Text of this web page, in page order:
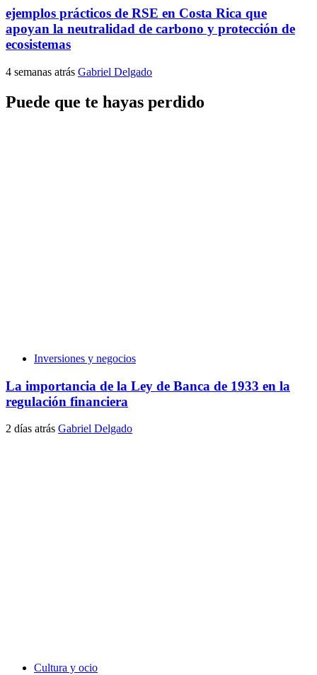
ejemplos prácticos de RSE en Costa Rica que
apoyan la neutralidad de carbono y protección de
ecosistemas
4 semanas atrás Gabriel Delgado
Puede que te hayas perdido
Inversiones y negocios
La importancia de la Ley de Banca de 1933 en la
regulación financiera
2 días atrás Gabriel Delgado
Cultura y ocio